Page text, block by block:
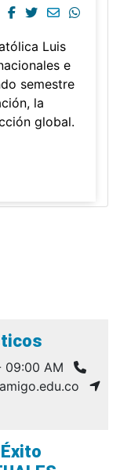
Luis
e
semestre
la
global.
09:00 AM